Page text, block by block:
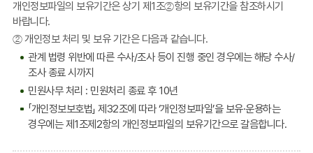
개인정보파일의 보유기간은 상기 제1조②항의 보유기간을 참조하시기
바랍니다.
② 개인정보 처리 및 보유 기간은 다음과 같습니다.
관계 법령 위반에 따른 수사/조사 등이 진행 중인 경우에는 해당 수사/
조사 종료 시까지
민원사무 처리 : 민원처리 종료 후 10년
「개인정보보호법」 제32조에 따라 ‘개인정보파일’을 보유·운용하는
경우에는 제1조제2항의 개인정보파일의 보유기간으로 갈음합니다.